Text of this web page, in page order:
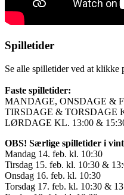
Spilletider
Se alle spilletider ved at klikke
Faste spilletider:
MANDAGE, ONSDAGE &
TIRSDAGE & TORSDAGE
LØRDAGE KL. 13:00 &
OBS! Særlige spilletider i
Mandag 14. feb. kl. 10:30
Tirsdag 15. feb. kl. 10:30 &
Onsdag 16. feb. kl. 10:30
Torsdag 17. feb. kl. 10:30 &